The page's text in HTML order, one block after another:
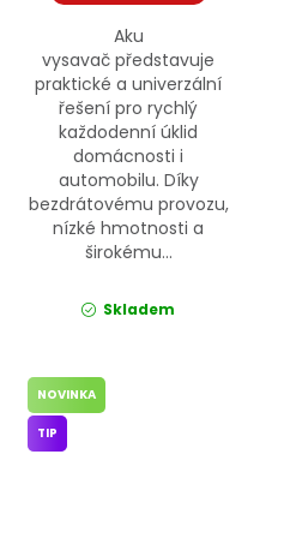
Aku
vysavač představuje
praktické a univerzální
řešení pro rychlý
každodenní úklid
domácnosti i
automobilu. Díky
bezdrátovému provozu,
nízké hmotnosti a
širokému...
Skladem
NOVINKA
TIP